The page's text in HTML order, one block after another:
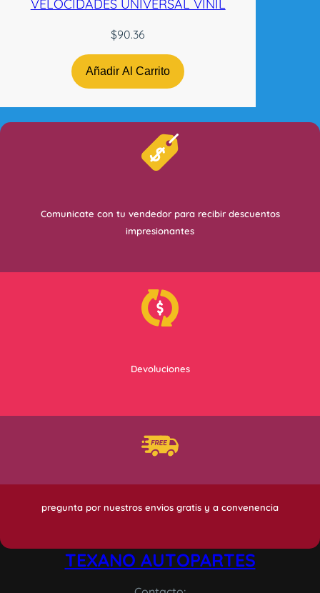
VELOCIDADES UNIVERSAL VINIL
$90.36
Añadir Al Carrito
Comunicate con tu vendedor para recibir descuentos
impresionantes
Devoluciones
pregunta por nuestros envios gratis y a convenencia
TEXANO AUTOPARTES